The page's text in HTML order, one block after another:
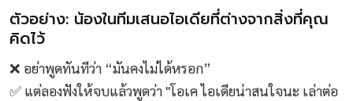
ตัวอย่าง: น้องในทีมเสนอไอเดียที่ต่างจากสิ่งที่คุณ
คิดไว้
❌ อย่าพูดทันทีว่า “มันคงไม่ได้หรอก”
✅ แต่ลองฟังให้จบแล้วพูดว่า "โอเค ไอเดียน่าสนใจนะ เล่าต่อ